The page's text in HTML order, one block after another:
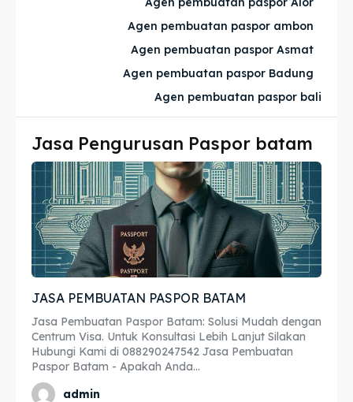
Imta
Legalisir
Apostille
Penerjemah
Asuransi
Blog
Imta
Legalisir
Apostille
Penerjemah
Asuransi
Blog
Agen pembuatan paspor ambon
Agen pembuatan paspor Asmat
Agen pembuatan paspor Badung
Agen pembuatan paspor bali
Jasa Pengurusan Paspor batam
JASA PEMBUATAN PASPOR BATAM
Jasa Pembuatan Paspor Batam: Solusi Mudah dengan
Centrum Visa. Untuk Konsultasi Lebih Lanjut Silakan
Hubungi Kami di 088290247542 Jasa Pembuatan
Paspor Batam - Apakah Anda...
admin